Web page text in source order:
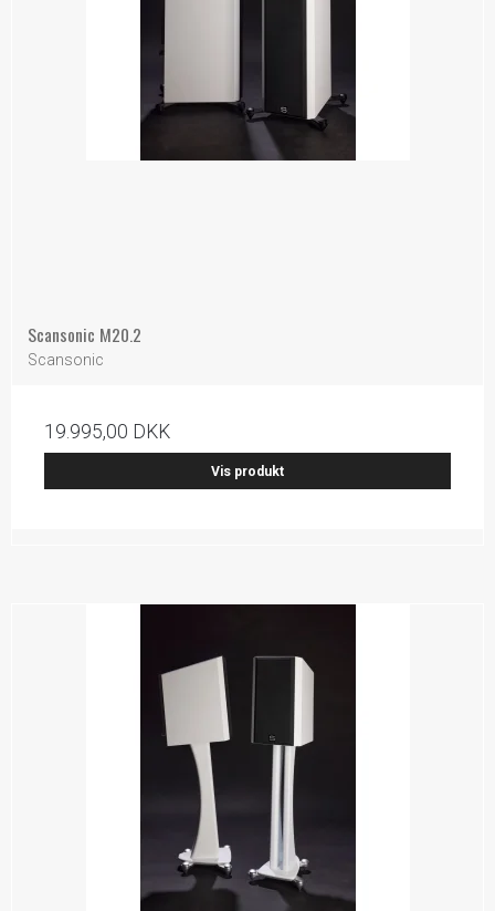
Scansonic M20.2
Scansonic
19.995,00 DKK
Vis produkt